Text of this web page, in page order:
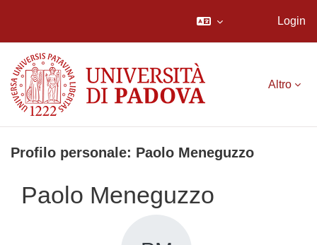
Login
Altro
Profilo personale: Paolo Meneguzzo
Paolo Meneguzzo